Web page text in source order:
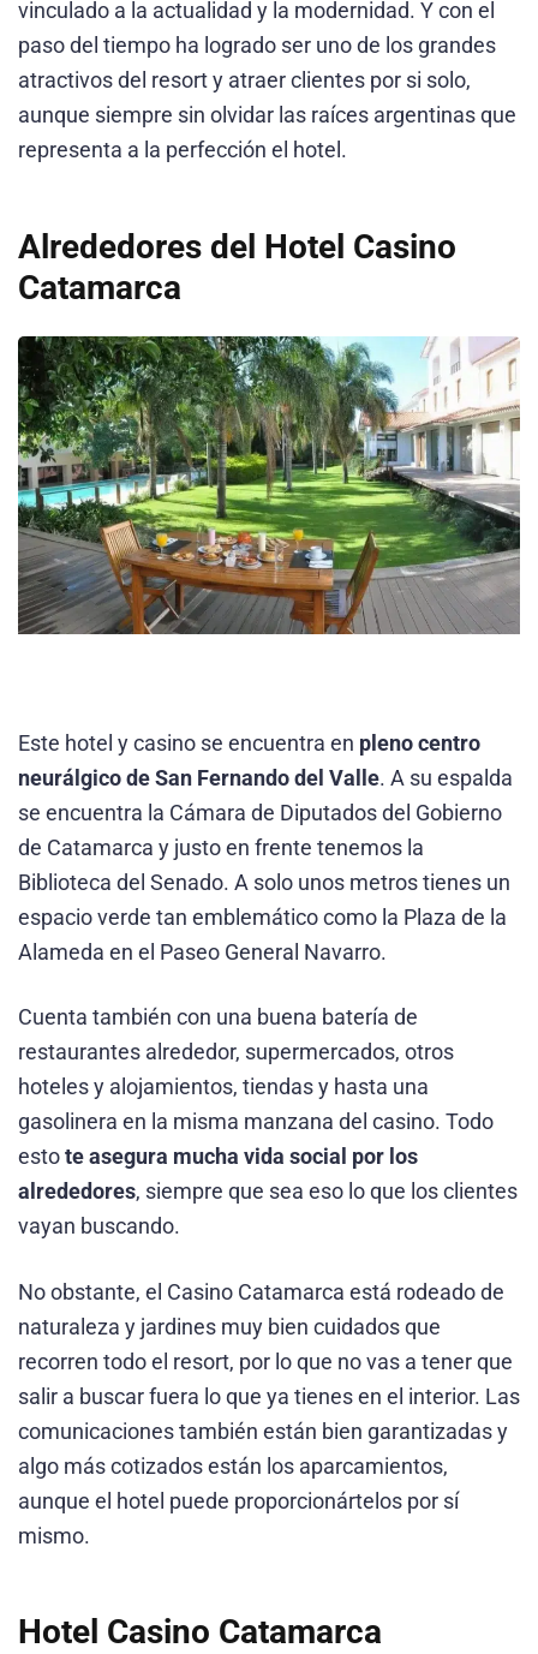
vinculado a la actualidad y la modernidad. Y con el
paso del tiempo ha logrado ser uno de los grandes
atractivos del resort y atraer clientes por si solo,
aunque siempre sin olvidar las raíces argentinas que
representa a la perfección el hotel.
Alrededores del Hotel Casino
Catamarca
Este hotel y casino se encuentra en pleno centro
neurálgico de San Fernando del Valle. A su espalda
se encuentra la Cámara de Diputados del Gobierno
de Catamarca y justo en frente tenemos la
Biblioteca del Senado. A solo unos metros tienes un
espacio verde tan emblemático como la Plaza de la
Alameda en el Paseo General Navarro.
Cuenta también con una buena batería de
restaurantes alrededor, supermercados, otros
hoteles y alojamientos, tiendas y hasta una
gasolinera en la misma manzana del casino. Todo
esto te asegura mucha vida social por los
alrededores, siempre que sea eso lo que los clientes
vayan buscando.
No obstante, el Casino Catamarca está rodeado de
naturaleza y jardines muy bien cuidados que
recorren todo el resort, por lo que no vas a tener que
salir a buscar fuera lo que ya tienes en el interior. Las
comunicaciones también están bien garantizadas y
algo más cotizados están los aparcamientos,
aunque el hotel puede proporcionártelos por sí
mismo.
Hotel Casino Catamarca